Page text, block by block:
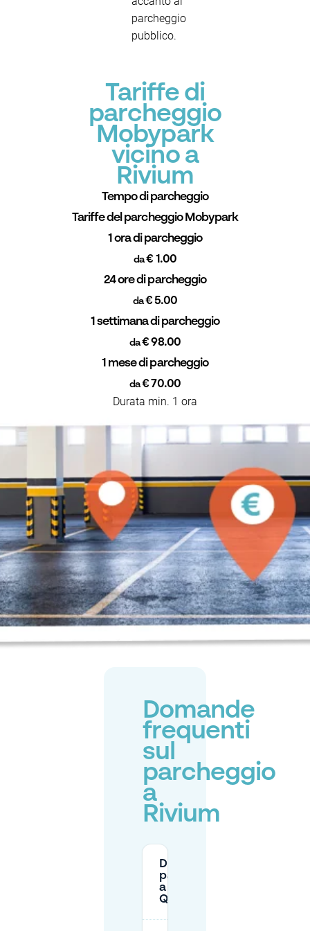
parcheggio
pubblico.
Tariffe di
parcheggio
Mobypark
vicino a
Rivium
Tempo di parcheggio
Tariffe del parcheggio Mobypark
1 ora di parcheggio
da€ 1.00
24 ore di parcheggio
da€ 5.00
1 settimana di parcheggio
da€ 98.00
1 mese di parcheggio
da€ 70.00
Durata min. 1 ora
Domande
frequenti
sul
parcheggio
a
Rivium
Dove posso
parcheggiare
a Rivium
Quadrant?